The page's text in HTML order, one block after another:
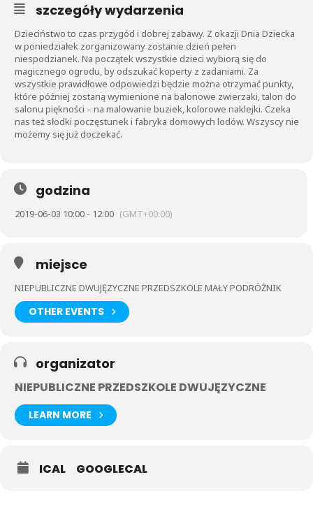
szczegóły wydarzenia
Dzieciństwo to czas przygód i dobrej zabawy. Z okazji Dnia Dziecka
w poniedziałek zorganizowany zostanie dzień pełen
niespodzianek. Na początek wszystkie dzieci wybiorą się do
magicznego ogrodu, by odszukać koperty z zadaniami. Za
wszystkie prawidłowe odpowiedzi będzie można otrzymać punkty,
które później zostaną wymienione na balonowe zwierzaki, talon do
salonu piękności – na malowanie buziek, kolorowe naklejki. Czeka
nas też słodki poczęstunek i fabryka domowych lodów. Wszyscy nie
możemy się już doczekać.
godzina
2019-06-03 10:00 - 12:00 (GMT+00:00)
miejsce
NIEPUBLICZNE DWUJĘZYCZNE PRZEDSZKOLE MAŁY PODRÓŻNIK
OTHER EVENTS
organizator
NIEPUBLICZNE PRZEDSZKOLE DWUJĘZYCZNE
LEARN MORE
ICAL GOOGLECAL